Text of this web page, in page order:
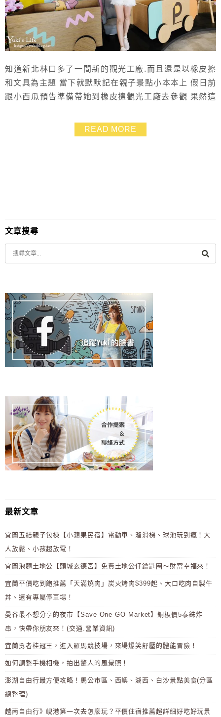
知道新北林口多了一間新的觀光工廠.而且還是以橡皮擦
和文具為主題 當下就默默記在親子景點小本本上 假日前
跟小西瓜預告準備帶她到橡皮擦觀光工廠去參觀 果然這
真的是會讓國小生感興趣的東西呀～ 尤其小西瓜這年紀.
最愛逛的就是文具店 每次在筆類跟橡皮擦那區都待超久
READ MORE
文章搜尋
最新文章
宜蘭五結親子包棟【小蘋果民宿】電動車、溜滑梯、球池玩到瘋！大
人放鬆、小孩超放電！
宜蘭泡麵土地公【頭城玄德宮】免費土地公仔鑰匙圈～財富幸福來！
宜蘭平價吃到飽推薦「天滿燒肉」炭火烤肉$399起、大口吃肉自製牛
丼、還有專屬停車場！
曼谷最不想分享的夜市【Save One GO Market】銅板價5泰銖炸
串，快帶你朋友來！(交通.營業資訊)
宜蘭勇者桂冠王，進入羅馬競技場，來場爆笑舒壓的體能冒險！
如何調整手機相機，拍出驚人的風景照！
澎湖自由行最方便攻略！馬公市區、西嶼、湖西、白沙景點美食(分區
總整理)
越南自由行》峴港第一次去怎麼玩？平價住宿推薦超詳細好吃好玩景